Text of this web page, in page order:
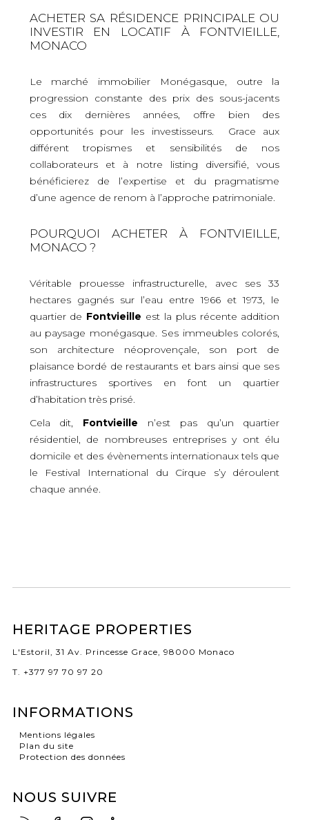
ACHETER SA RÉSIDENCE PRINCIPALE OU
INVESTIR EN LOCATIF À FONTVIEILLE,
MONACO
Le marché immobilier Monégasque, outre la
progression constante des prix des sous-jacents
ces dix dernières années, offre bien des
opportunités pour les investisseurs. Grace aux
différent tropismes et sensibilités de nos
collaborateurs et à notre listing diversifié, vous
bénéficierez de l’expertise et du pragmatisme
d’une agence de renom à l’approche patrimoniale.
POURQUOI ACHETER À FONTVIEILLE,
MONACO ?
Véritable prouesse infrastructurelle, avec ses 33
hectares gagnés sur l’eau entre 1966 et 1973, le
quartier de Fontvieille est la plus récente addition
au paysage monégasque. Ses immeubles colorés,
son architecture néoprovençale, son port de
plaisance bordé de restaurants et bars ainsi que ses
infrastructures sportives en font un quartier
d’habitation très prisé.
Cela dit, Fontvieille n’est pas qu’un quartier
résidentiel, de nombreuses entreprises y ont élu
domicile et des évènements internationaux tels que
le Festival International du Cirque s’y déroulent
chaque année.
HERITAGE PROPERTIES
L'Estoril, 31 Av. Princesse Grace, 98000 Monaco
T. +377 97 70 97 20
INFORMATIONS
Mentions légales
Plan du site
Protection des données
NOUS SUIVRE